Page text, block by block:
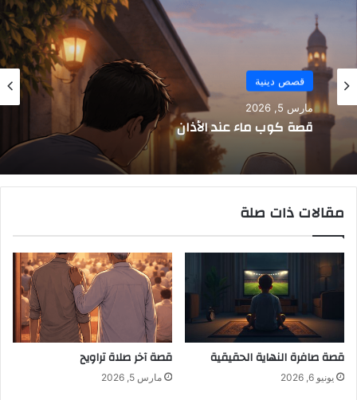
قصص دينية
مارس 5, 2026
قصة كوب ماء عند الأذان
مقالات ذات صلة
قصة صافرة النهاية الحقيقية
يونيو 6, 2026
قصة آخر صلاة تراويح
مارس 5, 2026